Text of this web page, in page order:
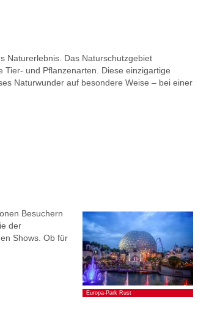
Naturerlebnis. Das Naturschutzgebiet
Tier- und Pflanzenarten. Diese einzigartige
Naturwunder auf besondere Weise – bei einer
Europa-Park Rust
Besuchern
der
Shows. Ob für